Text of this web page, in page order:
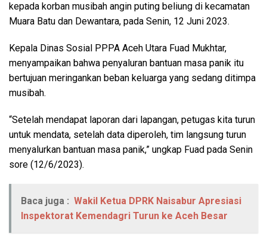
kepada korban musibah angin puting beliung di kecamatan
Muara Batu dan Dewantara, pada Senin, 12 Juni 2023.
Kepala Dinas Sosial PPPA Aceh Utara Fuad Mukhtar,
menyampaikan bahwa penyaluran bantuan masa panik itu
bertujuan meringankan beban keluarga yang sedang ditimpa
musibah.
“Setelah mendapat laporan dari lapangan, petugas kita turun
untuk mendata, setelah data diperoleh, tim langsung turun
menyalurkan bantuan masa panik,” ungkap Fuad pada Senin
sore (12/6/2023).
Baca juga : Wakil Ketua DPRK Naisabur Apresiasi
Inspektorat Kemendagri Turun ke Aceh Besar